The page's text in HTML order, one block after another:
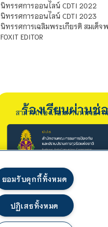
นิทรรศการออนไลน์ CDTI 2022
นิทรรศการออนไลน์ CDTI 2023
นิทรรศการเฉลิมพระเกียรติ สมเด็จ
FOXIT EDITOR
ร้องเรียนผ่านช่
สามารถร้องเรียนผ่านหน่วยง
ยอมรับคุกกี้ทั้งหมด
ปฏิเสธทั้งหมด